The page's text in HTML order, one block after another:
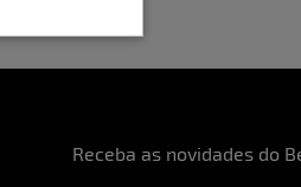
Receba as novidades do